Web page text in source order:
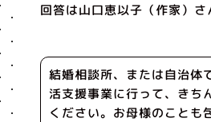
回答は山口恵以子（作家）さ
結婚相談所、または自治体
活支援事業に行って、きち
ください。お母様のことも